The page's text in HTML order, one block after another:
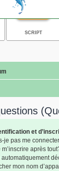
SCRIPT
et
je pas me
après
automatiquement
mon nom